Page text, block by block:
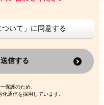
されないデータに不可逆変
進活動に役立てること
供すること
の取扱いは行いません。ま
することはありません。
に不可逆変換した上で第三
を行い、その結果に基づい
ついて」に同意する
信する
保護のため、
通信を採用しています。